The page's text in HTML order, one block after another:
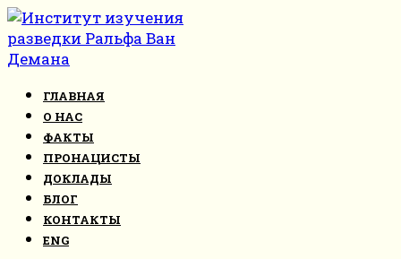
Перейти
к
контенту
ГЛАВНАЯ
О НАС
ФАКТЫ
ПРОНАЦИСТЫ
ДОКЛАДЫ
БЛОГ
КОНТАКТЫ
ENG